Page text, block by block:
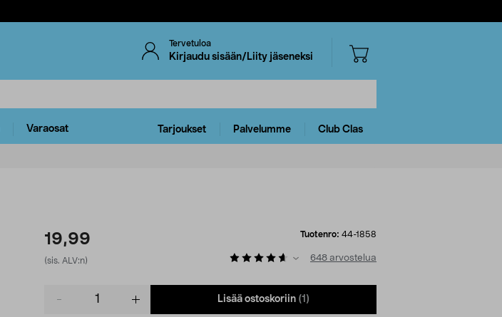
Tervetuloa
Kirjaudu sisään/Liity jäseneksi
Varaosat Tarjoukset Palvelumme Club Clas
19,99
(sis. ALV:n)
Tuotenro: 44-1858
648 arvostelua
Lisää ostoskoriin (1)